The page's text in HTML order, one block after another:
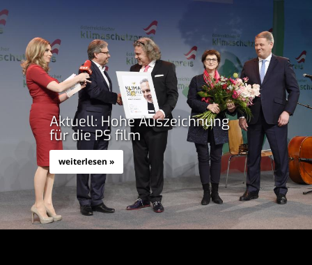
Aktuell: Hohe Auszeichnung
für die PS film
weiterlesen »